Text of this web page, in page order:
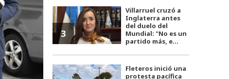
3
Villarruel cruzó a
Inglaterra antes
del duelo del
Mundial: "No es un
partido más, e...
Fleteros inició una
protesta pacífica